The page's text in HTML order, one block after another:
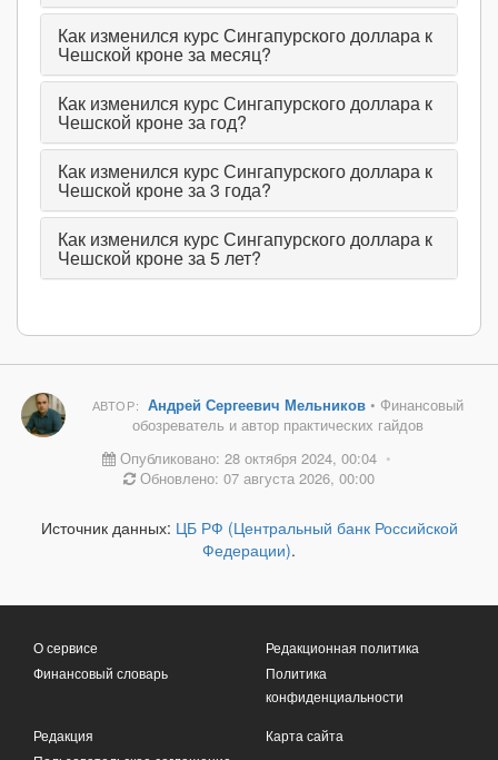
Как изменился курс Сингапурского доллара к
Чешской кроне за месяц?
Как изменился курс Сингапурского доллара к
Чешской кроне за год?
Как изменился курс Сингапурского доллара к
Чешской кроне за 3 года?
Как изменился курс Сингапурского доллара к
Чешской кроне за 5 лет?
АВТОР: Андрей Сергеевич Мельников• Финансовый
обозреватель и автор практических гайдов
Опубликовано: 28 октября 2024, 00:04 •
Обновлено: 07 августа 2026, 00:00
Источник данных: ЦБ РФ (Центральный банк Российской
Федерации).
О сервисе
Финансовый словарь
Редакционная политика
Политика
конфиденциальности
Редакция
Карта сайта